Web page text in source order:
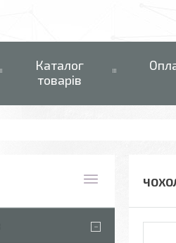
Каталог
товарів